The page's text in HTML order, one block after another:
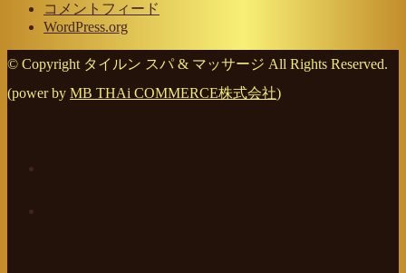
コメントフィード
WordPress.org
© Copyright タイルン スパ & マッサージ All Rights Reserved.
(power by MB THAi COMMERCE株式会社)